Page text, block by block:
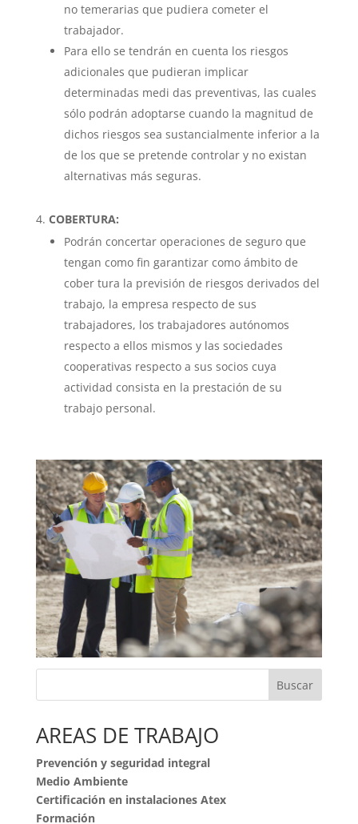
no temerarias que pudiera cometer el
trabajador.
Para ello se tendrán en cuenta los riesgos
adicionales que pudieran implicar
determinadas medi das preventivas, las cuales
sólo podrán adoptarse cuando la magnitud de
dichos riesgos sea sustancialmente inferior a la
de los que se pretende controlar y no existan
alternativas más seguras.
COBERTURA:
Podrán concertar operaciones de seguro que
tengan como fin garantizar como ámbito de
cober tura la previsión de riesgos derivados del
trabajo, la empresa respecto de sus
trabajadores, los trabajadores autónomos
respecto a ellos mismos y las sociedades
cooperativas respecto a sus socios cuya
actividad consista en la prestación de su
trabajo personal.
Buscar
AREAS DE TRABAJO
Prevención y seguridad integral
Medio Ambiente
Certificación en instalaciones Atex
Formación